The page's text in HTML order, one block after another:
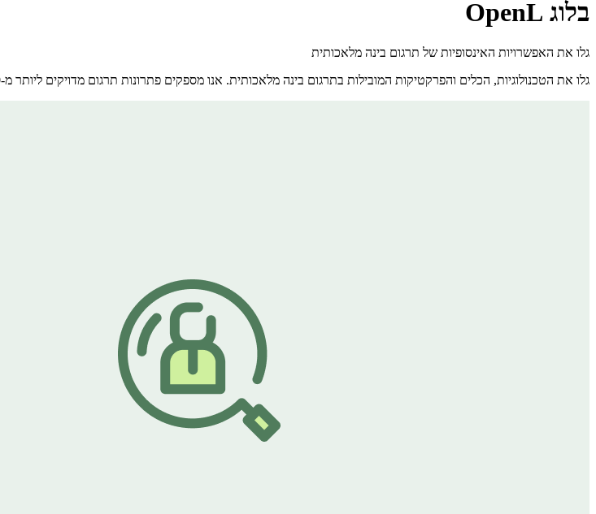
בלוג OpenL
גלו את האפשרויות האינסופיות של תרגום בינה מלאכותית
גלו את הטכנולוגיות, הכלים והפרקטיקות המובילות בתרגום בינה מלאכותית. אנו מספקים פתרונות תרגום מדויקים ליותר מ-100 שפות.